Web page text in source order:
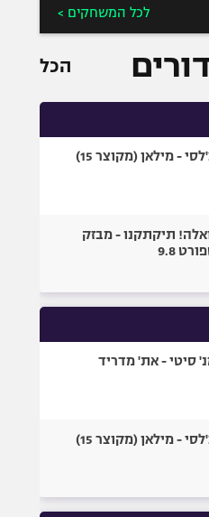
לכל המשחקים >
הכל
- מילאן (מקוצר 15)
תיקתקנו - מבזק
9.8
סיטי - את' מדריד
- מילאן (מקוצר 15)